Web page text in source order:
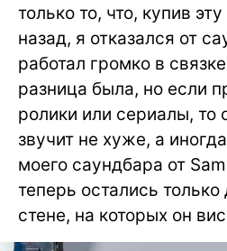
только то, что, купив
назад, я отказался от
работал громко в
разница была, но если
ролики или сериалы, то
звучит не хуже, а
моего саундбара от
теперь остались только
стене, на которых он